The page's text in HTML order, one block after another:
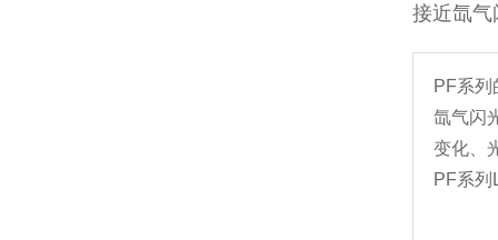
接近氙气
PF系列
氙气闪
变化、
PF系